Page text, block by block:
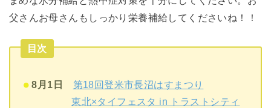
父さんお母さんもしっかり栄養補給してくださいね！！
目次
8月1日
第18回登米市長沼はすまつり
東北×タイフェスタ in トラストシティ